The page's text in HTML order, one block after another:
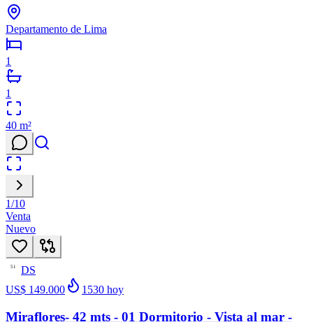
Departamento de Lima
1
1
40 m²
1/10
Venta
Nuevo
51
DS
US$ 149.000
1530 hoy
Miraflores- 42 mts - 01 Dormitorio - Vista al mar -